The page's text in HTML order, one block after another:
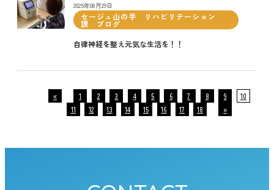
2025年08月29日
セージュ山の手 リハビリテーション
課 ブログ
自律神経を整え元気な生活を！！
« 1 2 3 4 5 6 7 8 9
10
11
12 13 14 15 16 17 18 »